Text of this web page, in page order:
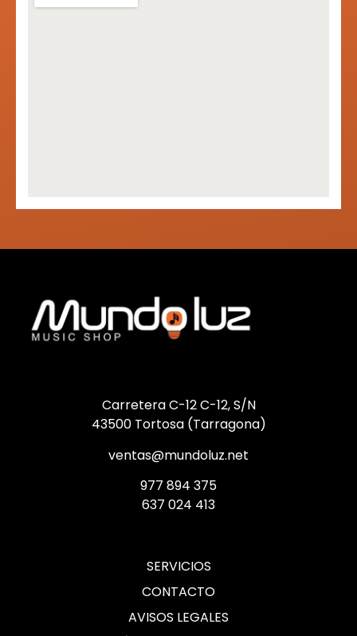
Carretera C-12 C-12, S/N
43500 Tortosa (Tarragona)
ventas@mundoluz.net
977 894 375
637 024 413
SERVICIOS
CONTACTO
AVISOS LEGALES